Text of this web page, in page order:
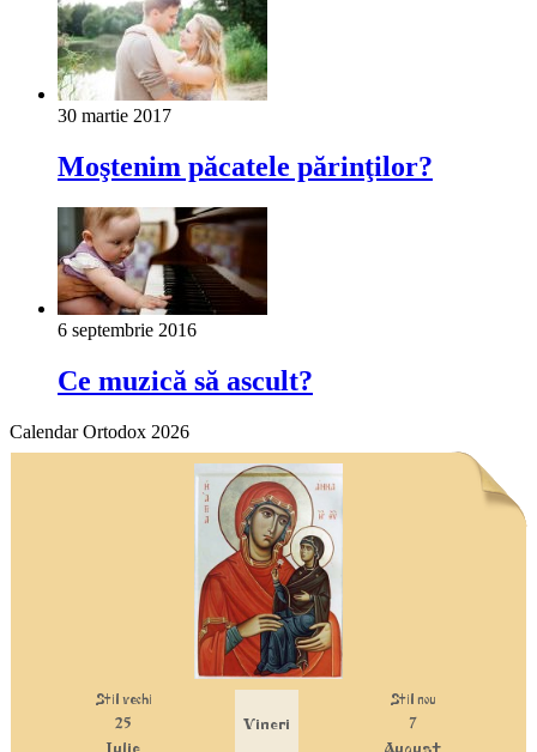
30 martie 2017
Moştenim păcatele părinţilor?
6 septembrie 2016
Ce muzică să ascult?
Calendar Ortodox 2026